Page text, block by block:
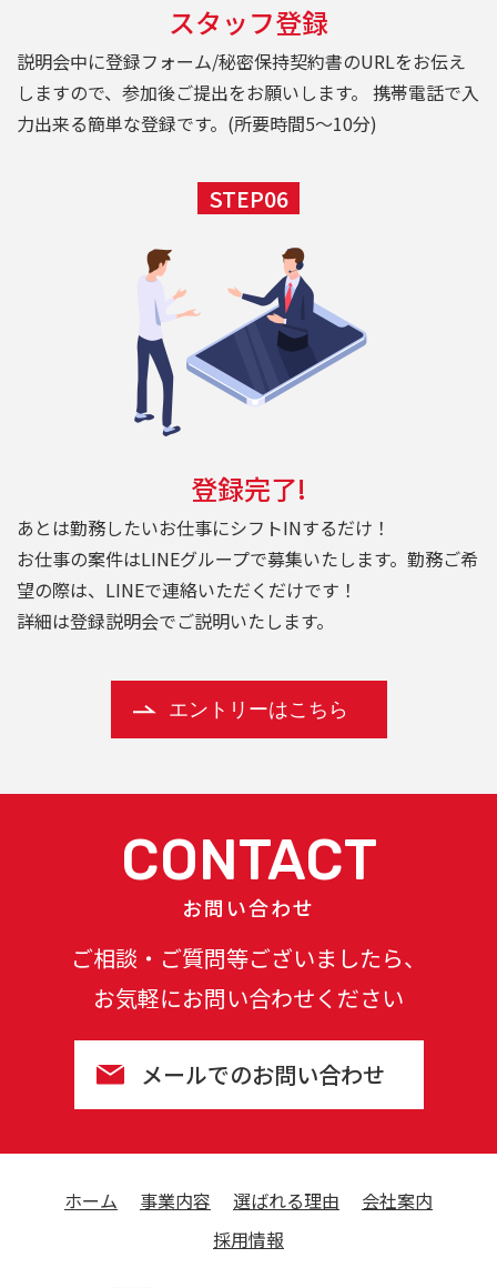
スタッフ登録
説明会中に登録フォーム/秘密保持契約書のURLをお伝え
しますので、参加後ご提出をお願いします。 携帯電話で入
力出来る簡単な登録です。(所要時間5～10分)
STEP06
登録完了!
あとは勤務したいお仕事にシフトINするだけ！
お仕事の案件はLINEグループで募集いたします。勤務ご希
望の際は、LINEで連絡いただくだけです！
詳細は登録説明会でご説明いたします。
エントリーはこちら
CONTACT
お問い合わせ
ご相談・ご質問等ございましたら、
お気軽にお問い合わせください
メールでのお問い合わせ
ホーム 事業内容 選ばれる理由
会社案内
採用情報